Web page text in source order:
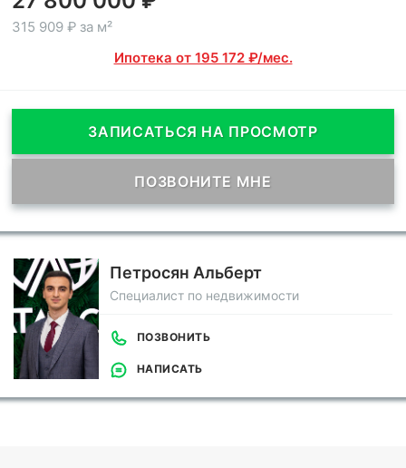
315 909 ₽ за м²
Ипотека от 195 172 ₽/мес.
ЗАПИСАТЬСЯ НА ПРОСМОТР
ПОЗВОНИТЕ МНЕ
Петросян Альберт
Специалист по недвижимости
ПОЗВОНИТЬ
НАПИСАТЬ